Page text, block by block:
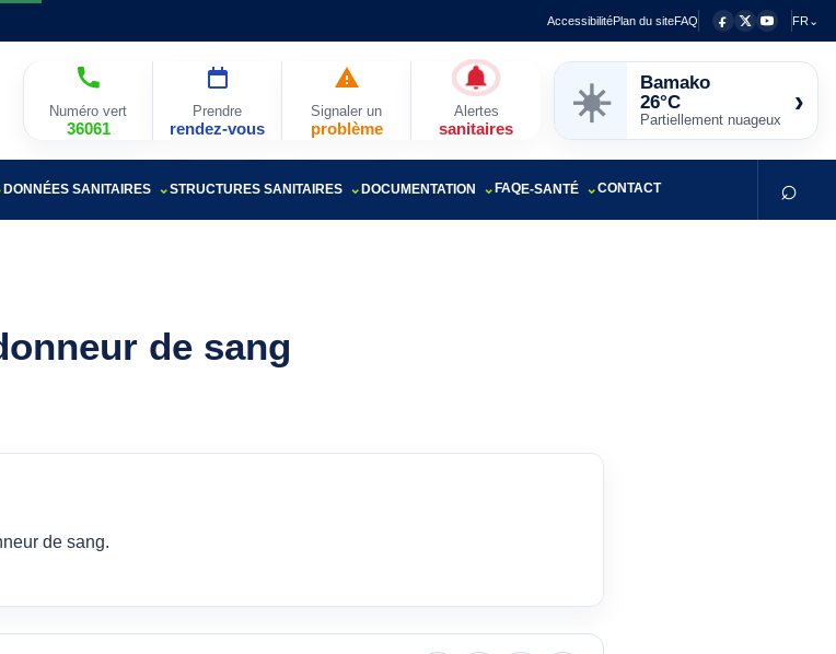
AccessibilitéPlan du siteFAQ FR⌄
Numéro vert
36061
Prendre
rendez-vous
Signaler un
problème
Alertes
sanitaires
☀️
Bamako
26°C
Partiellement nuageux
›
DONNÉES SANITAIRES STRUCTURES SANITAIRES DOCUMENTATION FAQE-SANTÉ CONTACT ⌕
de sang
de sang.